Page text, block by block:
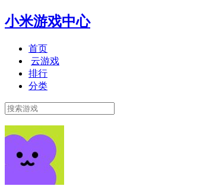
小米游戏中心
首页
云游戏
排行
分类